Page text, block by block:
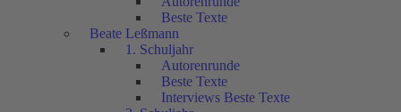
Beste Texte
Beate Leßmann
1. Schuljahr
Autorenrunde
Beste Texte
Interviews Beste Texte